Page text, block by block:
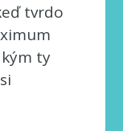
tvrdo
ty